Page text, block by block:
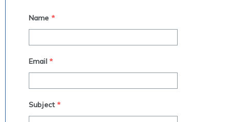
Name *
Email *
Subject *